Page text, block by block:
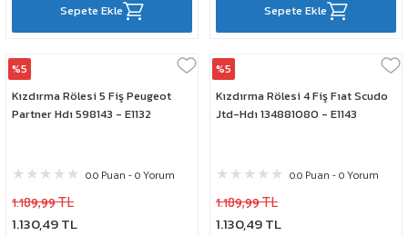
Sepete Ekle Sepete Ekle
%5
Elta
Kızdırma Rölesi 5 Fiş Peugeot
Partner Hdı 598143 - E1132
0.0 Puan - 0 Yorum
1.189,99 TL
1.130,49 TL
%5
Elta
Kızdırma Rölesi 4 Fiş Fıat Scudo
Jtd-Hdı 134881080 - E1143
0.0 Puan - 0 Yorum
1.189,99 TL
1.130,49 TL